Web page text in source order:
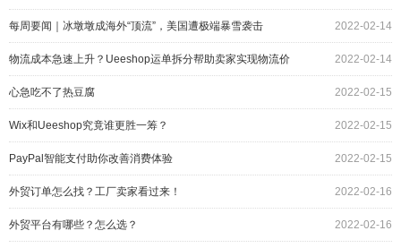
每周要闻｜冰墩墩成海外“顶流”，美国遭极端暴雪袭击 2022-02-14
物流成本急速上升？Ueeshop运单拆分帮助卖家实现物流价
值最大化
2022-02-14
心急吃不了热豆腐 2022-02-15
Wix和Ueeshop究竟谁更胜一筹？ 2022-02-15
PayPal智能支付助你改善消费体验 2022-02-15
外贸订单怎么找？工厂卖家看过来！ 2022-02-16
外贸平台有哪些？怎么选？ 2022-02-16